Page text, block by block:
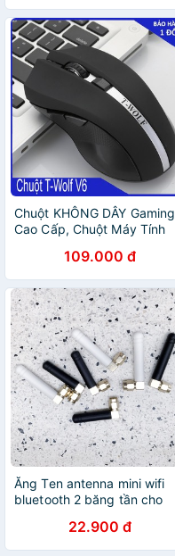
Chuột KHÔNG DÂY Gaming
Cao Cấp, Chuột Máy Tính
Centimet109.000 đ
Ăng Ten antenna mini wifi
bluetooth 2 băng tần cho
22.900 đ